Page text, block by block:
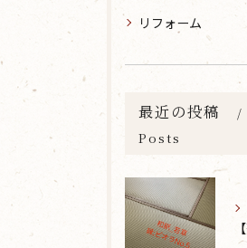
リフォーム
最近の投稿
Posts